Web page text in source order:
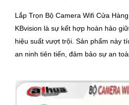
Lắp Trọn Bộ Camera Wifi Cửa
KBvision là sự kết hợp hoàn hảo
hiệu suất vượt trội. Sản phẩm này tích hợp nhiều công nghệ
an ninh tiên tiến, đảm bảo sự an